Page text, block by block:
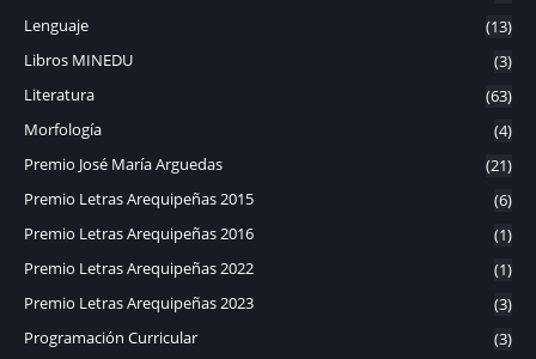
Lenguaje
(13)
Libros MINEDU
(3)
Literatura
(63)
Morfología
(4)
Premio José María Arguedas
(21)
Premio Letras Arequipeñas 2015
(6)
Premio Letras Arequipeñas 2016
(1)
Premio Letras Arequipeñas 2022
(1)
Premio Letras Arequipeñas 2023
(3)
Programación Curricular
(3)